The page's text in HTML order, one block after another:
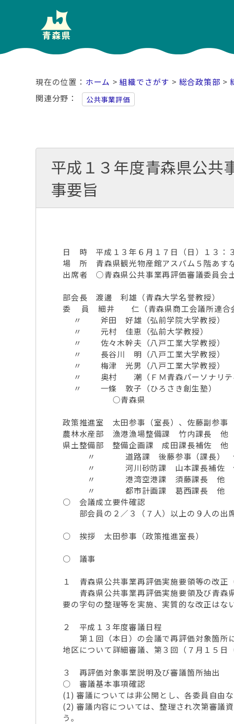
ホーム >組織でさがす > 総合政策部 >
関連分野
公共事業評価
平成１３年度青森県公
事要旨
日 時 平成１３年６月１７日（日）１３：
場 所 青森県観光物産館アスパム５階あす
出席者 ○青森県公共事業再評価審議委員会
部会長 渡邊 利雄（青森大学名誉教授）
委 員 細井 仁（青森県商工会議所連合会
〃 斧田 好雄（弘前学院大学教授）
〃 元村 佳恵（弘前大学教授）
〃 佐々木幹夫（八戸工業大学教授）
〃 長谷川 明（八戸工業大学教授）
〃 梅津 光男（八戸工業大学教授）
〃 奥村 潮（ＦＭ青森パーソナリテ
〃 一條 敦子（ひろさき創生塾）
○青森県
政策推進室 太田参事（室長）、佐藤副参
農林水産部 漁港漁場整備課 竹内課長 他
県土整備部 整備企画課 成田課長補佐 他
〃 道路課 後藤参事（課長）
〃 河川砂防課 山本課長補佐
〃 港湾空港課 須藤課長 他
〃 都市計画課 葛西課長 他
○ 会議成立要件確認
部会員の２／３（７人）以上の９人の出席
○ 挨拶 太田参事（政策推進室長）
○ 議事
１ 青森県公共事業再評価実施要領等の改正（
青森県公共事業再評価実施要領及び青森
要の字句の整理等を実施、実質的な改正はな
２ 平成１３年度審議日程
第１回（本日）の会議で再評価対象箇所
地区について詳細審議、第３回（７月１５日
３ 再評価対象事業説明及び審議箇所抽出
○ 審議基本事項確認
(1) 審議については非公開とし、各委員自由
(2) 審議内容については、整理され次第審議
う。